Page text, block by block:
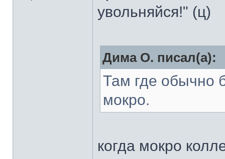
увольняйся!" (ц)
Дима О. писал(а):
Там где обычно
мокро.
когда мокро